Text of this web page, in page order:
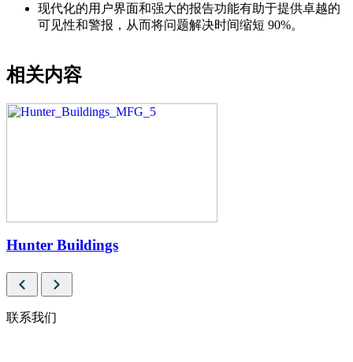
现代化的用户界面和强大的报告功能有助于提供卓越的
可见性和警报，从而将问题解决时间缩短 90%。
相关内容
Previous
Slide
Next
Slide
联系我们